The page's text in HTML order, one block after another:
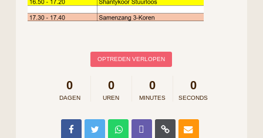
OPTREDEN VERLOPEN
0
DAGEN
0
UREN
0
MINUTES
0
SECONDS